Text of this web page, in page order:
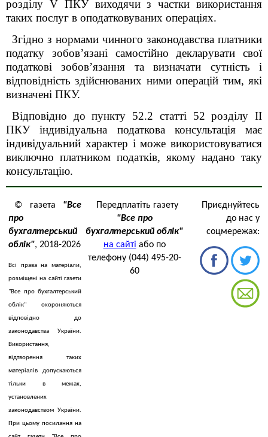
розділу V ПКУ виходячи з частки використання
таких послуг в оподатковуваних операціях.
Згідно з нормами чинного законодавства платники
податку зобов’язані самостійно декларувати свої
податкові зобов’язання та визначати сутність і
відповідність здійснюваних ними операцій тим, які
визначені ПКУ.
Відповідно до пункту 52.2 статті 52 розділу ІІ
ПКУ індивідуальна податкова консультація має
індивідуальний характер і може використовуватися
виключно платником податків, якому надано таку
консультацію.
© газета "Все
про
бухгалтерський
облік", 2018-2026
Всі права на матеріали,
розміщені на сайті газети
"Все про бухгалтерський
облік" охороняються
відповідно до
законодавства України.
Використання,
відтворення таких
матеріалів допускаються
тільки в межах,
установлених
законодавством України.
При цьому посилання на
Передплатіть газету
"Все про
бухгалтерський облік"
на сайті або по
телефону (044) 495-20-
60
Приєднуйтесь
до нас у
соцмережах: